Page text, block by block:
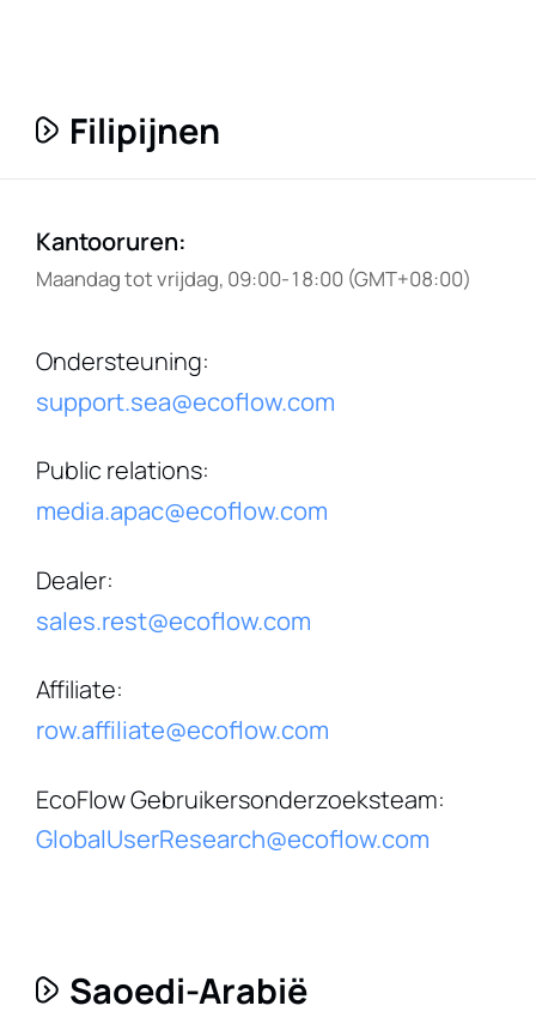
Filipijnen
Kantooruren:
Maandag tot vrijdag, 09:00-18:00 (GMT+08:00)
Ondersteuning:
support.sea@ecoflow.com
Public relations:
media.apac@ecoflow.com
Dealer:
sales.rest@ecoflow.com
Affiliate:
row.affiliate@ecoflow.com
EcoFlow Gebruikersonderzoeksteam:
GlobalUserResearch@ecoflow.com
Saoedi-Arabië